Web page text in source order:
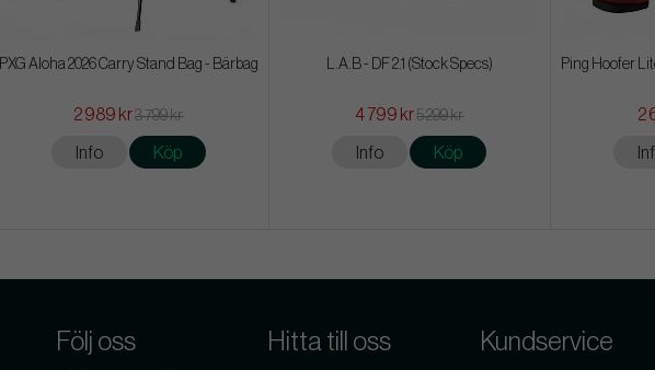
PXG Aloha 2026 Carry Stand Bag - Bärbag
2 989 kr3 799 kr
Info Köp
L.A.B - DF 2.1 (Stock Specs)
4 799 kr 5 299 kr
Info Köp
Ping Hoofer
2
Följ oss Hitta till oss Kundservice